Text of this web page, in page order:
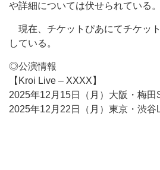
や詳細については伏せられている。
現在、チケットぴあにてチケッ
している。
◎公演情報
【Kroi Live – XXXX】
2025年12月15日（月）大阪・梅田
2025年12月22日（月）東京・渋谷